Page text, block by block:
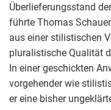
Überlieferungsstand
führte Thomas
aus einer stilistischen
pluralistische Qualität
In einer geschickten
vorgehender wie
er eine bisher